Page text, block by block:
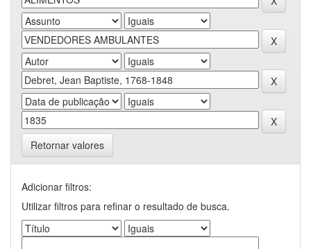
Retornar valores
Adicionar filtros:
Utilizar filtros para refinar o resultado de busca.